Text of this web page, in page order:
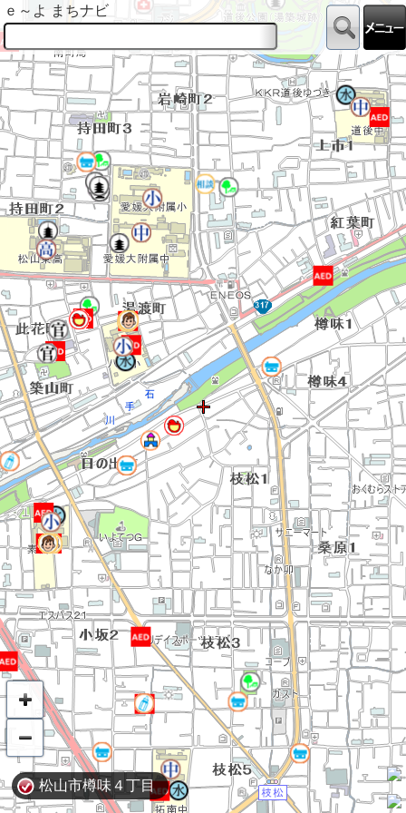
松山市樽味４丁目
ｅ～よ まちナビ